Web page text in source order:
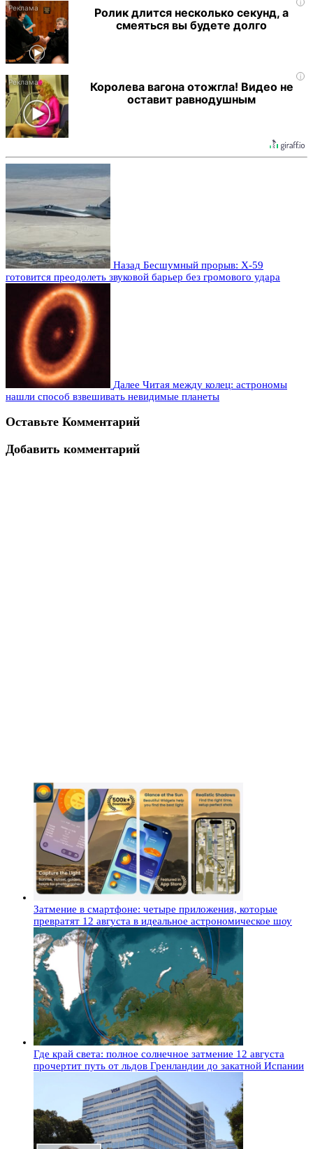
i
Ролик длится несколько секунд, а
смеяться вы будете долго
i
Королева вагона отожгла! Видео не
оставит равнодушным
Назад Бесшумный прорыв: X-59
готовится преодолеть звуковой барьер без громового удара
Далее Читая между колец: астрономы
нашли способ взвешивать невидимые планеты
Оставьте Комментарий
Добавить комментарий
Затмение в смартфоне: четыре приложения, которые
превратят 12 августа в идеальное астрономическое шоу
Где край света: полное солнечное затмение 12 августа
прочертит путь от льдов Гренландии до закатной Испании